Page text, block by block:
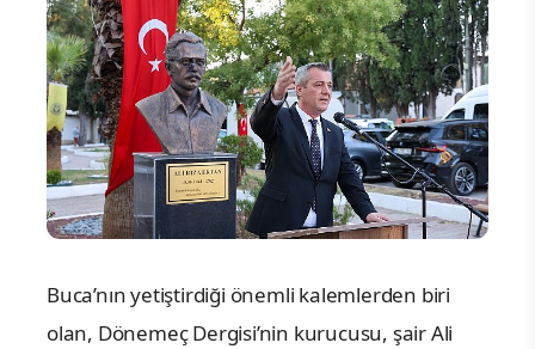
Buca’nın yetiştirdiği önemli kalemlerden biri
olan, Dönemeç Dergisi’nin kurucusu, şair Ali